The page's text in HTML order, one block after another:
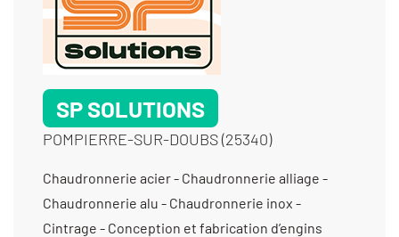
SP SOLUTIONS
POMPIERRE-SUR-DOUBS (25340)
Chaudronnerie acier - Chaudronnerie alliage -
Chaudronnerie alu - Chaudronnerie inox -
Cintrage - Conception et fabrication d’engins